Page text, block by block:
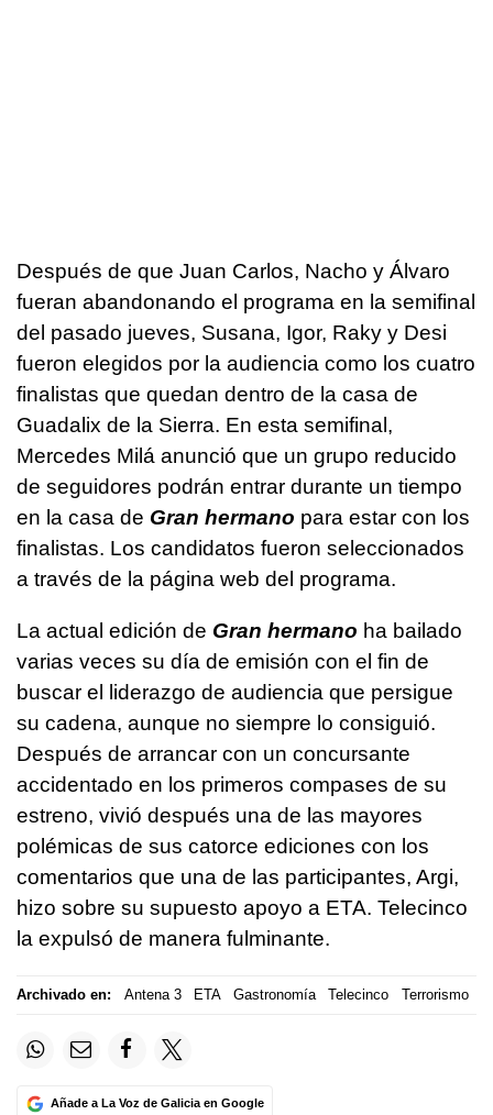
Después de que Juan Carlos, Nacho y Álvaro
fueran abandonando el programa en la semifinal
del pasado jueves, Susana, Igor, Raky y Desi
fueron elegidos por la audiencia como los cuatro
finalistas que quedan dentro de la casa de
Guadalix de la Sierra. En esta semifinal,
Mercedes Milá anunció que un grupo reducido
de seguidores podrán entrar durante un tiempo
en la casa de Gran hermano para estar con los
finalistas. Los candidatos fueron seleccionados
a través de la página web del programa.
La actual edición de Gran hermano ha bailado
varias veces su día de emisión con el fin de
buscar el liderazgo de audiencia que persigue
su cadena, aunque no siempre lo consiguió.
Después de arrancar con un concursante
accidentado en los primeros compases de su
estreno, vivió después una de las mayores
polémicas de sus catorce ediciones con los
comentarios que una de las participantes, Argi,
hizo sobre su supuesto apoyo a ETA. Telecinco
la expulsó de manera fulminante.
Archivado en: Antena 3 ETA Gastronomía Telecinco Terrorismo
Añade a La Voz de Galicia en Google